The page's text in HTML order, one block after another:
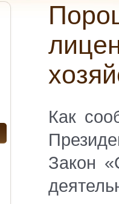
Порошенко подписал Закон «О
Как
Закон